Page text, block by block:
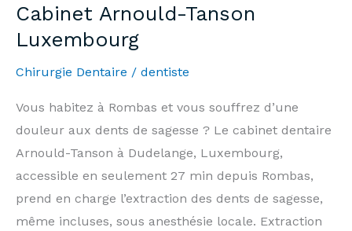
&
Information
Arnould-
Tanson
Practice
Luxembourg
Cabinet Arnould-Tanson
Luxembourg
Chirurgie Dentaire / dentiste
Vous habitez à Rombas et vous souffrez d’une
douleur aux dents de sagesse ? Le cabinet dentaire
Arnould-Tanson à Dudelange, Luxembourg,
accessible en seulement 27 min depuis Rombas,
prend en charge l’extraction des dents de sagesse,
même incluses, sous anesthésie locale. Extraction